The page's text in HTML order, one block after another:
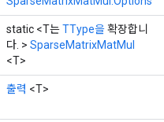
static <T는TType을확장합니
다. > SparseMatrixMatMul
<T>
출력 <T>